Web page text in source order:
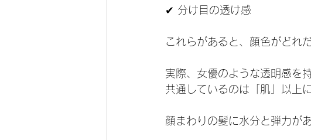
✔ 分け目の透け感
これらがあると、顔色がどれ
実際、女優のような透明感を
共通しているのは「肌」以上に
顔まわりの髪に水分と弾力が